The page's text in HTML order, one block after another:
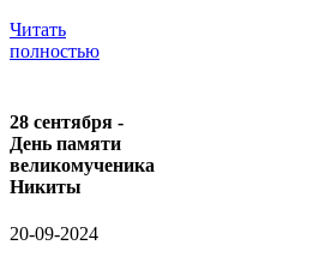
Читать
полностью
28 сентября -
День памяти
великомученика
Никиты
20-09-2024